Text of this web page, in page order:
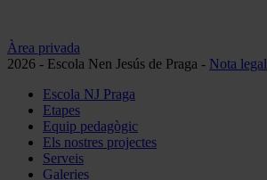
Àrea privada
2026 - Escola Nen Jesús de Praga - Nota legal
Escola NJ Praga
Història
Qui som
Oferta educativa
Etapes
Llar d'Infants
Educació Infantil
Educació Primària
Educació Secundària
Equip pedagògic
Els nostres projectes
Serveis
Galeries